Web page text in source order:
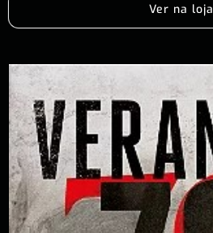
Ver na loja